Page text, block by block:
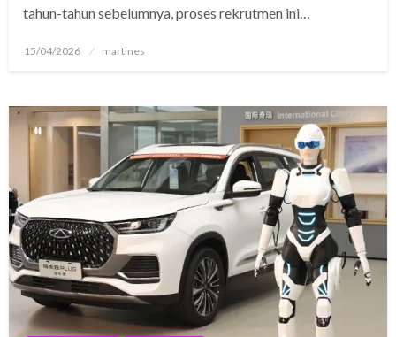
tahun-tahun sebelumnya, proses rekrutmen ini…
Posted
15/04/2026 martines